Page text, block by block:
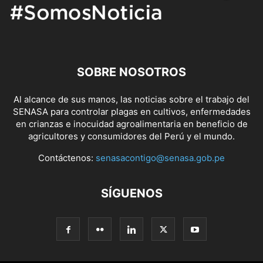
SOBRE NOSOTROS
Al alcance de sus manos, las noticias sobre el trabajo del
SENASA para controlar plagas en cultivos, enfermedades
en crianzas e inocuidad agroalimentaria en beneficio de
agricultores y consumidores del Perú y el mundo.
Contáctenos: senasacontigo@senasa.gob.pe
SÍGUENOS